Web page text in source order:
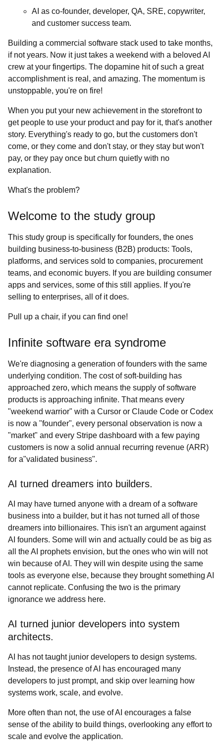
AI as co-founder, developer, QA, SRE, copywriter,
and customer success team.
Building a commercial software stack used to take months,
if not years. Now it just takes a weekend with a beloved AI
crew at your fingertips. The dopamine hit of such a great
accomplishment is real, and amazing. The momentum is
unstoppable, you're on fire!
When you put your new achievement in the storefront to
get people to use your product and pay for it, that's another
story. Everything's ready to go, but the customers don't
come, or they come and don't stay, or they stay but won't
pay, or they pay once but churn quietly with no
explanation.
What's the problem?
Welcome to the study group
This study group is specifically for founders, the ones
building business-to-business (B2B) products: Tools,
platforms, and services sold to companies, procurement
teams, and economic buyers. If you are building consumer
apps and services, some of this still applies. If you're
selling to enterprises, all of it does.
Pull up a chair, if you can find one!
Infinite software era syndrome
We're diagnosing a generation of founders with the same
underlying condition. The cost of soft-building has
approached zero, which means the supply of software
products is approaching infinite. That means every
"weekend warrior" with a Cursor or Claude Code or Codex
is now a "founder", every personal observation is now a
"market" and every Stripe dashboard with a few paying
customers is now a solid annual recurring revenue (ARR)
for a"validated business".
AI turned dreamers into builders.
AI may have turned anyone with a dream of a software
business into a builder, but it has not turned all of those
dreamers into billionaires. This isn't an argument against
AI founders. Some will win and actually could be as big as
all the AI prophets envision, but the ones who win will not
win because of AI. They will win despite using the same
tools as everyone else, because they brought something AI
cannot replicate. Confusing the two is the primary
ignorance we address here.
AI turned junior developers into system
architects.
AI has not taught junior developers to design systems.
Instead, the presence of AI has encouraged many
developers to just prompt, and skip over learning how
systems work, scale, and evolve.
More often than not, the use of AI encourages a false
sense of the ability to build things, overlooking any effort to
scale and evolve the application.